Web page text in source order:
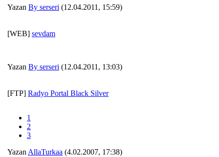
Yazan By serseri (12.04.2011, 15:59)
[WEB] sevdam
Yazan By serseri (12.04.2011, 13:03)
[FTP] Radyo Portal Black Silver
1
2
3
Yazan AllaTurkaa (4.02.2007, 17:38)